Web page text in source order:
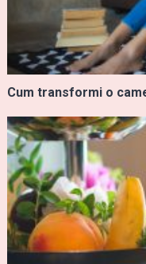
Cum transformi o